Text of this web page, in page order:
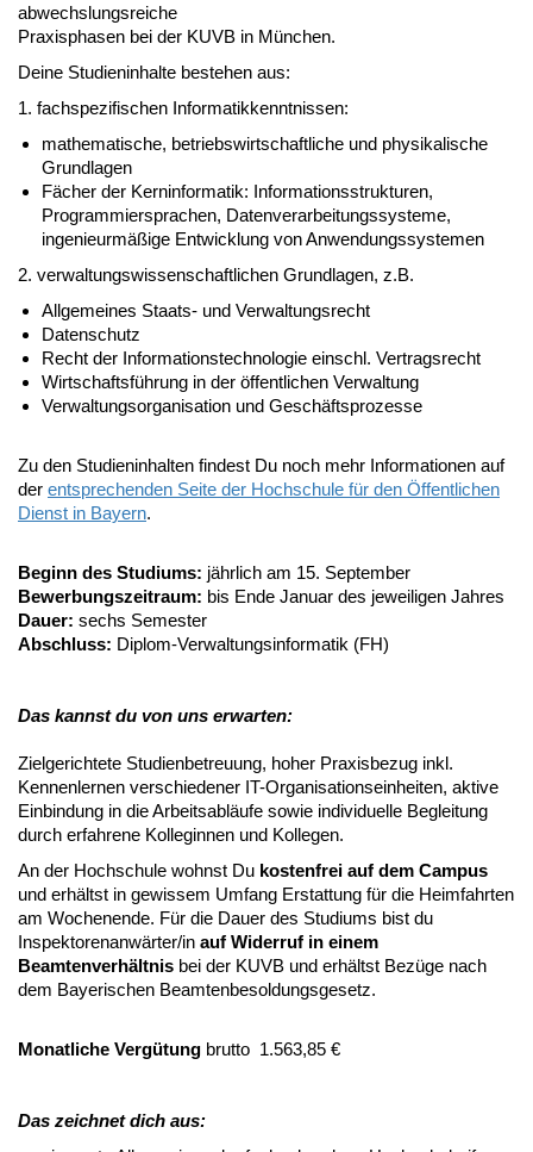
abwechslungsreiche
Praxisphasen bei der KUVB in München.
Deine Studieninhalte bestehen aus:
1. fachspezifischen Informatikkenntnissen:
mathematische, betriebswirtschaftliche und physikalische
Grundlagen
Fächer der Kerninformatik: Informationsstrukturen,
Programmiersprachen, Datenverarbeitungssysteme,
ingenieurmäßige Entwicklung von Anwendungssystemen
2. verwaltungswissenschaftlichen Grundlagen, z.B.
Allgemeines Staats- und Verwaltungsrecht
Datenschutz
Recht der Informationstechnologie einschl. Vertragsrecht
Wirtschaftsführung in der öffentlichen Verwaltung
Verwaltungsorganisation und Geschäftsprozesse
Zu den Studieninhalten findest Du noch mehr Informationen auf
der entsprechenden Seite der Hochschule für den Öffentlichen
Dienst in Bayern.
Beginn des Studiums: jährlich am 15. September
Bewerbungszeitraum: bis Ende Januar des jeweiligen Jahres
Dauer: sechs Semester
Abschluss: Diplom-Verwaltungsinformatik (FH)
Das kannst du von uns erwarten:
Zielgerichtete Studienbetreuung, hoher Praxisbezug inkl.
Kennenlernen verschiedener IT-Organisationseinheiten, aktive
Einbindung in die Arbeitsabläufe sowie individuelle Begleitung
durch erfahrene Kolleginnen und Kollegen.
An der Hochschule wohnst Du kostenfrei auf dem Campus
und erhältst in gewissem Umfang Erstattung für die Heimfahrten
am Wochenende. Für die Dauer des Studiums bist du
Inspektorenanwärter/in auf Widerruf in einem
Beamtenverhältnis bei der KUVB und erhältst Bezüge nach
dem Bayerischen Beamtenbesoldungsgesetz.
Monatliche Vergütung brutto 1.563,85 €
Das zeichnet dich aus: